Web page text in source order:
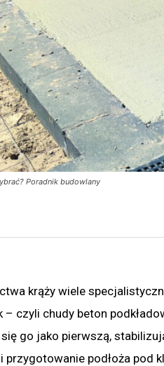
Poradnik budowlany
krąży wiele
– czyli chudy beton
go jako pierwszą,
przygotowanie podłoża pod